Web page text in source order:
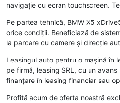
navigație cu ecran touchscreen.
Pe partea tehnică, BMW X5
orice condiții. Beneficiază de
la parcare cu camere și direcție
Leasingul auto pentru o mașină în
pe firmă, leasing SRL, cu un
finanțare în leasing financiar sau
Profită acum de oferta noastră